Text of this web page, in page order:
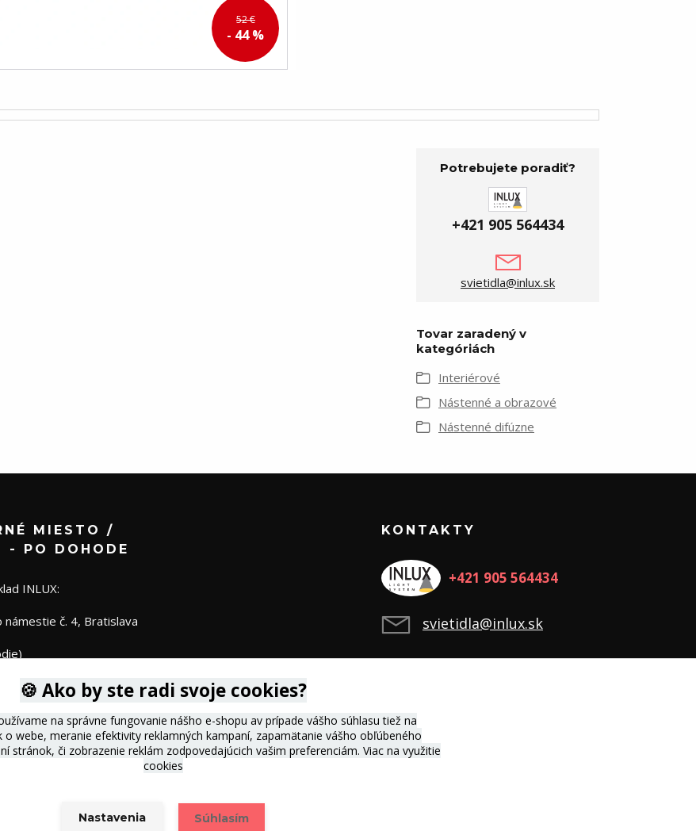
52 €
- 44 %
Potrebujete poradiť?
+421 905 564434
svietidla@inlux.sk
Tovar zaradený v
kategóriách
Interiérové
Nástenné a obrazové
Nástenné difúzne
MIESTO /
- PO DOHODE
INLUX:
námestie č. 4, Bratislava
KONTAKTY
+421 905 564434
svietidla@inlux.sk
🍪 Ako by ste radi svoje cookies?
na správne fungovanie nášho e-shopu av prípade vášho súhlasu tiež na
o webe, meranie efektivity reklamných kampaní, zapamätanie vášho obľúbeného
stránok, či zobrazenie reklám zodpovedajúcich vašim preferenciám. Viac na využitie
cookies
Nastavenia Súhlasím